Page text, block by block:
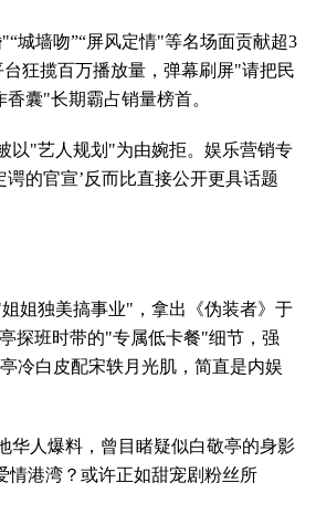
墙吻”“屏风定情"等名场面贡献超3
狂揽百万播放量，弹幕刷屏"请把民
囊"长期霸占销量榜首。
"艺人规划"为由婉拒。娱乐营销专
的官宣’反而比直接公开更具话题
姐独美搞事业"，拿出《伪装者》于
探班时带的"专属低卡餐"细节，强
冷白皮配宋轶月光肌，简直是内娱
人爆料，曾目睹疑似白敬亭的身影
港湾？或许正如甜宠剧粉丝所